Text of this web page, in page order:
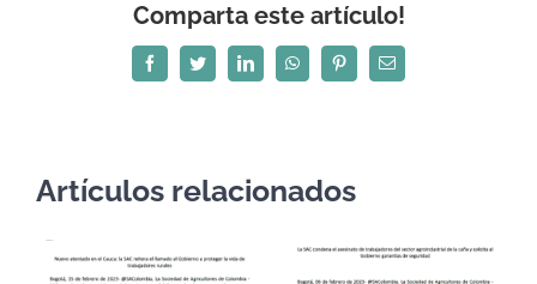
Comparta este artículo!
FacebookTwitterLinkedInWhatsAppPinterestCorreo
electrónico
Artículos relacionados